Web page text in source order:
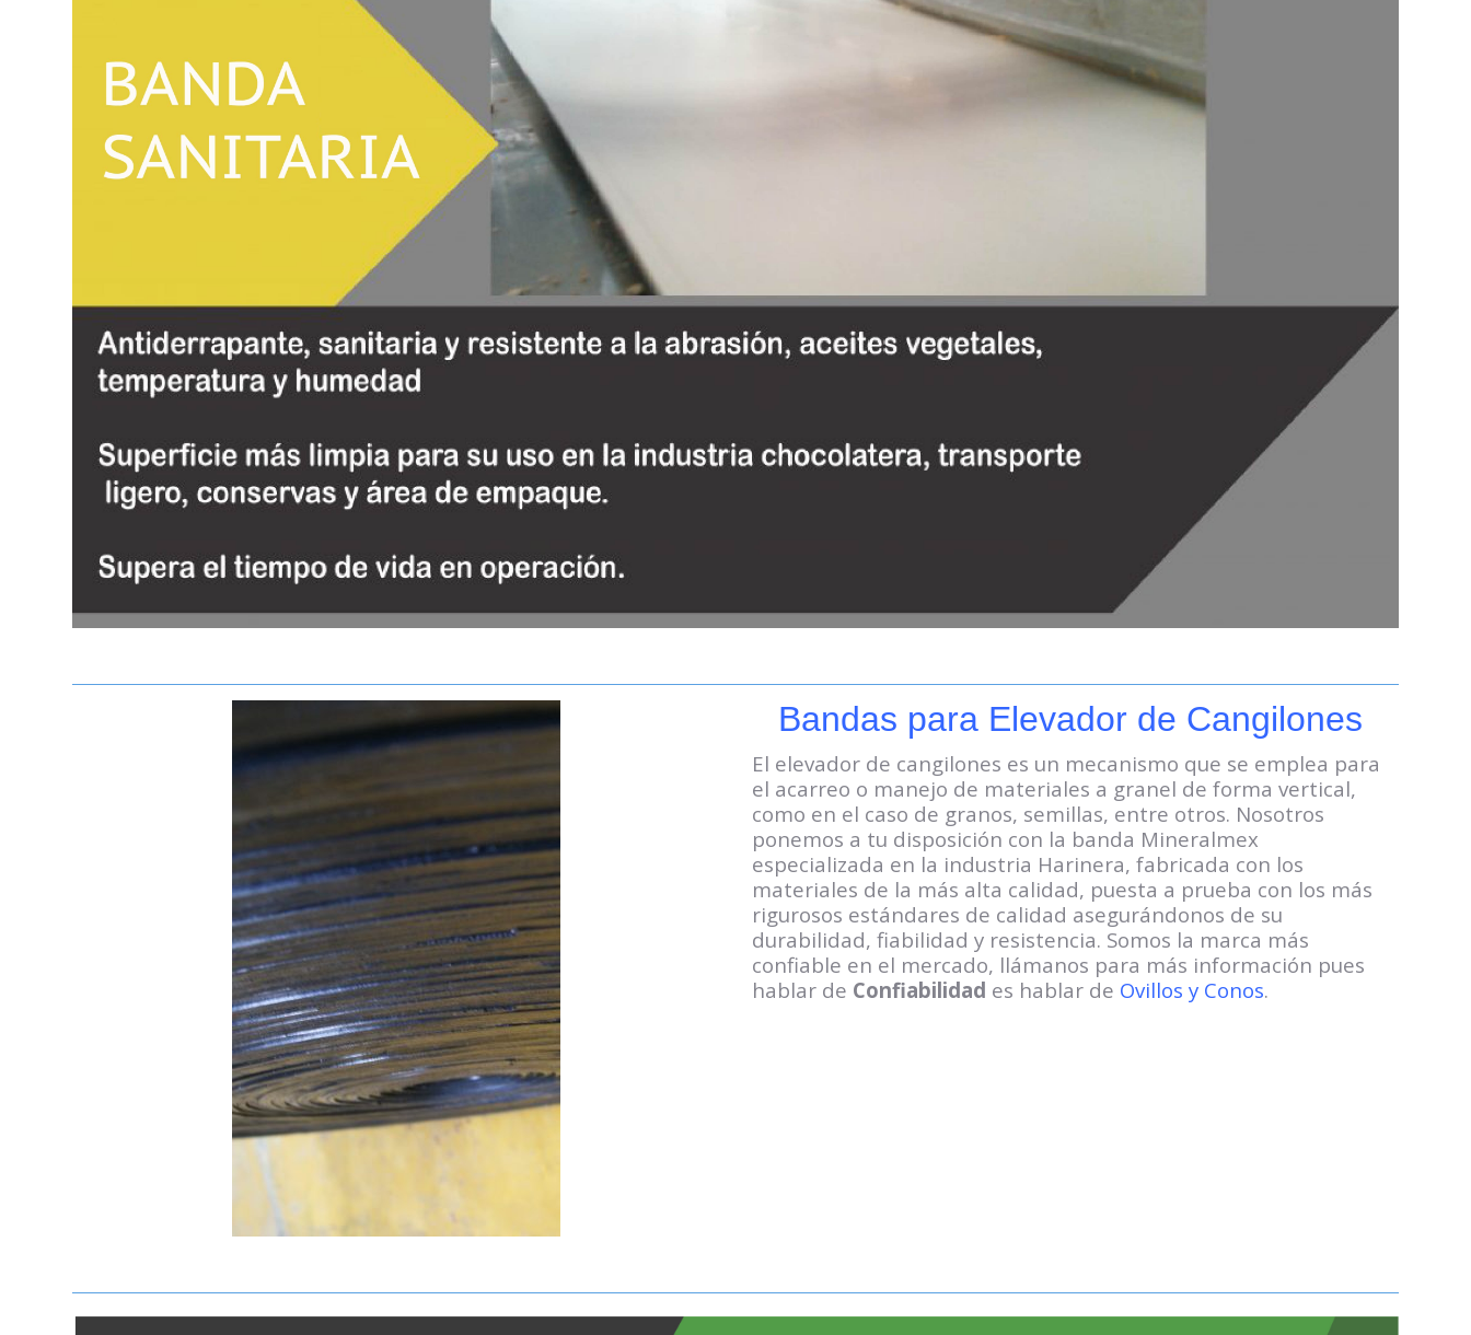
Bandas para Elevador de Cangilones
El elevador de cangilones es un mecanismo que se emplea para
el acarreo o manejo de materiales a granel de forma vertical,
como en el caso de granos, semillas, entre otros. Nosotros
ponemos a tu disposición con la banda Mineralmex
especializada en la industria Harinera, fabricada con los
materiales de la más alta calidad, puesta a prueba con los más
rigurosos estándares de calidad asegurándonos de su
durabilidad, fiabilidad y resistencia. Somos la marca más
confiable en el mercado, llámanos para más información pues
hablar de Confiabilidad es hablar de Ovillos y Conos.